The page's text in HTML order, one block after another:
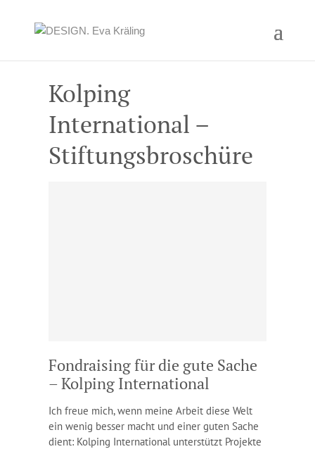
Kolping
International –
Stiftungsbroschüre
Fondraising für die gute Sache
– Kolping International
Ich freue mich, wenn meine Arbeit diese Welt
ein wenig besser macht und einer guten Sache
dient: Kolping International unterstützt Projekte